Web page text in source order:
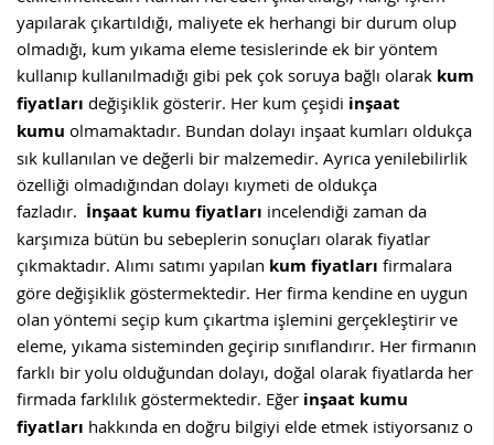
yapılarak çıkartıldığı, maliyete ek herhangi bir durum olup
olmadığı, kum yıkama eleme tesislerinde ek bir yöntem
kullanıp kullanılmadığı gibi pek çok soruya bağlı olarak kum
fiyatları değişiklik gösterir. Her kum çeşidi inşaat
kumu olmamaktadır. Bundan dolayı inşaat kumları oldukça
sık kullanılan ve değerli bir malzemedir. Ayrıca yenilebilirlik
özelliği olmadığından dolayı kıymeti de oldukça
fazladır. İnşaat kumu fiyatları incelendiği zaman da
karşımıza bütün bu sebeplerin sonuçları olarak fiyatlar
çıkmaktadır. Alımı satımı yapılan kum fiyatları firmalara
göre değişiklik göstermektedir. Her firma kendine en uygun
olan yöntemi seçip kum çıkartma işlemini gerçekleştirir ve
eleme, yıkama sisteminden geçirip sınıflandırır. Her firmanın
farklı bir yolu olduğundan dolayı, doğal olarak fiyatlarda her
firmada farklılık göstermektedir. Eğer inşaat kumu
fiyatları hakkında en doğru bilgiyi elde etmek istiyorsanız o